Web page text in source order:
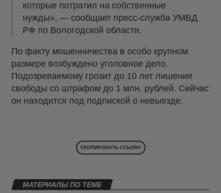
которые потратил на собственные
нужды», — сообщает пресс-служба УМВД
РФ по Вологодской области.
По факту мошенничества в особо крупном
размере возбуждено уголовное дело.
Подозреваемому грозит до 10 лет лишения
свободы со штрафом до 1 млн. рублей. Сейчас
он находится под подпиской о невыезде.
СКОПИРОВАТЬ ССЫЛКУ
МАТЕРИАЛЫ ПО ТЕМЕ